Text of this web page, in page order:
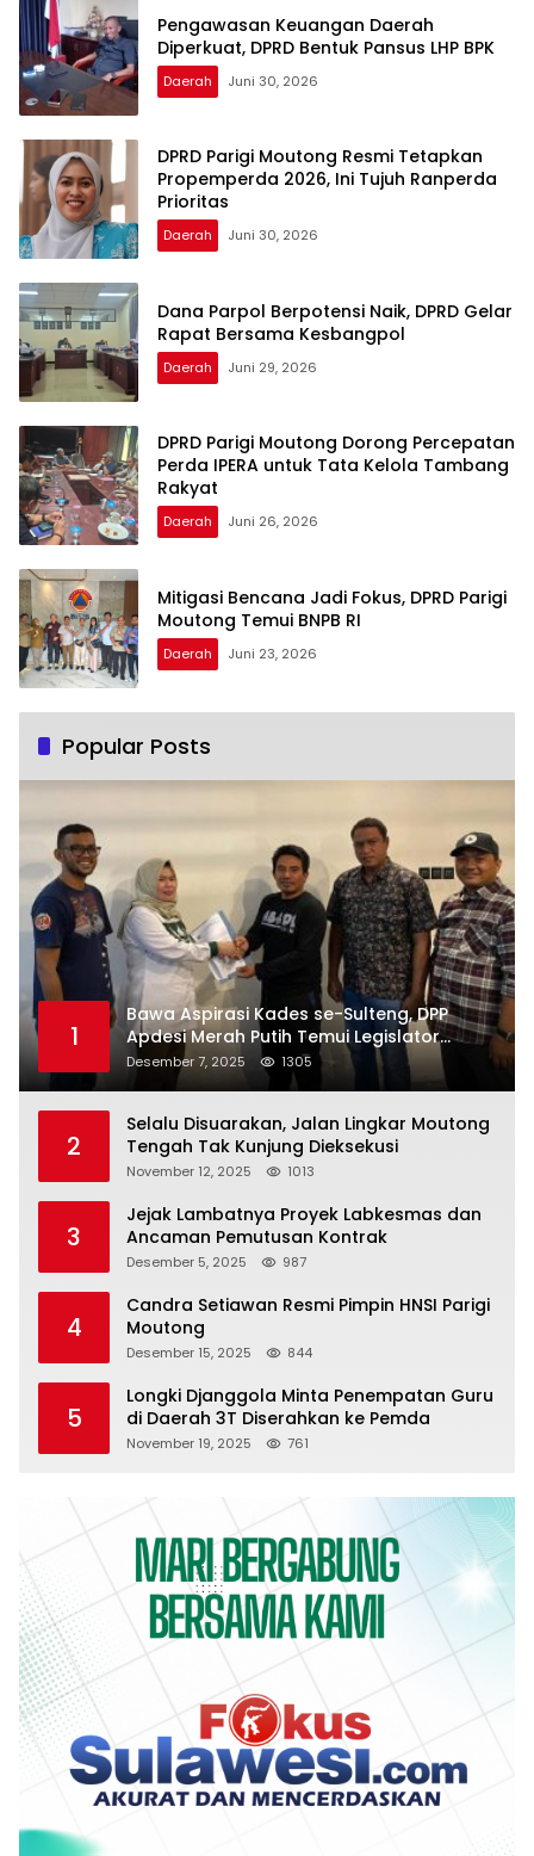
Pengawasan Keuangan Daerah
Diperkuat, DPRD Bentuk Pansus LHP BPK
Daerah Juni 30, 2026
DPRD Parigi Moutong Resmi Tetapkan
Propemperda 2026, Ini Tujuh Ranperda
Prioritas
Daerah Juni 30, 2026
Dana Parpol Berpotensi Naik, DPRD Gelar
Rapat Bersama Kesbangpol
Daerah Juni 29, 2026
DPRD Parigi Moutong Dorong Percepatan
Perda IPERA untuk Tata Kelola Tambang
Rakyat
Daerah Juni 26, 2026
Mitigasi Bencana Jadi Fokus, DPRD Parigi
Moutong Temui BNPB RI
Daerah Juni 23, 2026
Popular Posts
1
Bawa Aspirasi Kades se-Sulteng, DPP
Apdesi Merah Putih Temui Legislator
Provinsi
Desember 7, 2025 1305
2
Selalu Disuarakan, Jalan Lingkar Moutong
Tengah Tak Kunjung Dieksekusi
November 12, 2025 1013
3
Jejak Lambatnya Proyek Labkesmas dan
Ancaman Pemutusan Kontrak
Desember 5, 2025 987
4
Candra Setiawan Resmi Pimpin HNSI Parigi
Moutong
Desember 15, 2025 844
5
Longki Djanggola Minta Penempatan Guru
di Daerah 3T Diserahkan ke Pemda
November 19, 2025 761